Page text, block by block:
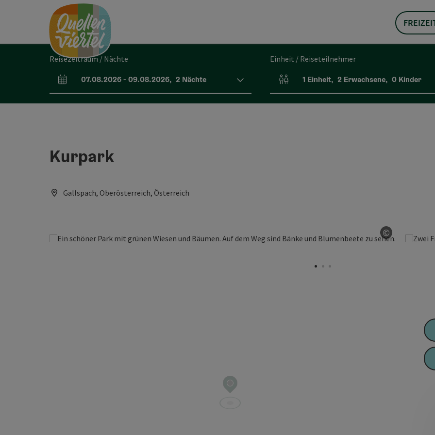
Zum InhaltAccesskey
[0]
Zur NavigationAccesskey
Zum Seitenanfang Accesskey
Reisezeitraum / Nächte
An- und Abreisefelder
07.08.2026- 09.08.2026, 2 Nächte
Einheit / Reiseteilnehmer
Einheitenanzahl und Personenfelder
1 Einheit, 2 Erwachsene, 0 Kinder
Kurpark
Gallspach, Oberösterreich, Österreich
©
Copyright